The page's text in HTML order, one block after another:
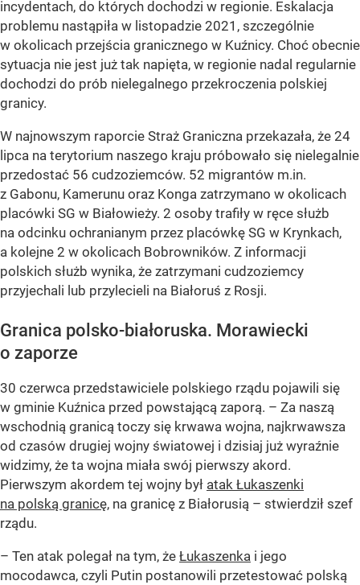
incydentach, do których dochodzi w regionie. Eskalacja
problemu nastąpiła w listopadzie 2021, szczególnie
w okolicach przejścia granicznego w Kuźnicy. Choć obecnie
sytuacja nie jest już tak napięta, w regionie nadal regularnie
dochodzi do prób nielegalnego przekroczenia polskiej
granicy.
W najnowszym raporcie Straż Graniczna przekazała, że 24
lipca na terytorium naszego kraju próbowało się nielegalnie
przedostać 56 cudzoziemców. 52 migrantów m.in.
z Gabonu, Kamerunu oraz Konga zatrzymano w okolicach
placówki SG w Białowieży. 2 osoby trafiły w ręce służb
na odcinku ochranianym przez placówkę SG w Krynkach,
a kolejne 2 w okolicach Bobrowników. Z informacji
polskich służb wynika, że zatrzymani cudzoziemcy
przyjechali lub przylecieli na Białoruś z Rosji.
Granica polsko-białoruska. Morawiecki
o zaporze
30 czerwca przedstawiciele polskiego rządu pojawili się
w gminie Kuźnica przed powstającą zaporą. – Za naszą
wschodnią granicą toczy się krwawa wojna, najkrwawsza
od czasów drugiej wojny światowej i dzisiaj już wyraźnie
widzimy, że ta wojna miała swój pierwszy akord.
Pierwszym akordem tej wojny był atak Łukaszenki
na polską granicę, na granicę z Białorusią – stwierdził szef
rządu.
– Ten atak polegał na tym, że Łukaszenka i jego
mocodawca, czyli Putin postanowili przetestować polską